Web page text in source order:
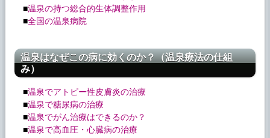
■温泉の持つ総合的生体調整作用
■全国の温泉病院
温泉はなぜこの病に効くのか？（温泉療法の仕組
み）
■温泉でアトピー性皮膚炎の治療
■温泉で糖尿病の治療
■温泉でがん治療はできるのか？
■温泉で高血圧・心臓病の治療